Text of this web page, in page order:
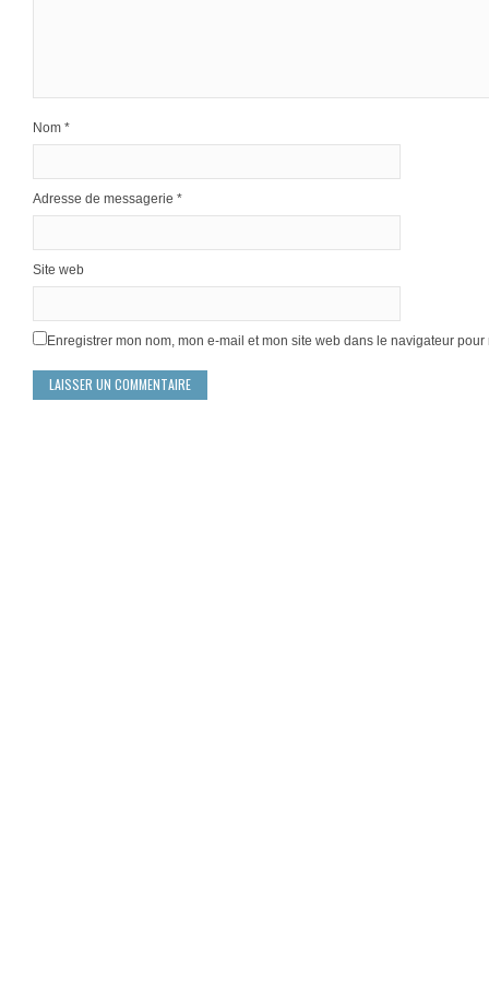
Nom *
Adresse de messagerie *
Site web
Enregistrer mon nom, mon e-mail et mon site web dans le navigateur